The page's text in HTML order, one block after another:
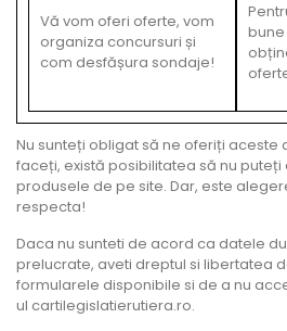
Vă vom oferi oferte, vom
organiza concursuri și
com desfășura sondaje!
bune
Nu sunteți obligat să ne oferiți aceste
faceți, există posibilitatea să nu puteți
produsele de pe site. Dar, este
respecta!
Daca nu sunteti de acord ca datele
prelucrate, aveti dreptul si libertatea
formularele disponibile si de a nu
ul cartilegislatierutiera.ro.